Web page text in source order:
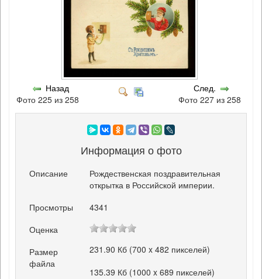
Назад
Фото 225 из 258
След.
Фото 227 из 258
Информация о фото
Описание
Рождественская поздравительная
открытка в Российской империи.
Просмотры
4341
Оценка
Размер
файла
231.90 Кб (700 x 482 пикселей)
135.39 Кб (1000 x 689 пикселей)